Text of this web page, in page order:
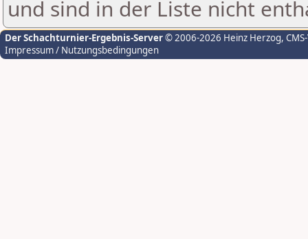
und sind in der Liste nicht
Der Schachturnier-Ergebnis-Server© 2006-2026 Heinz Herzog,
Impressum / Nutzungsbedingungen